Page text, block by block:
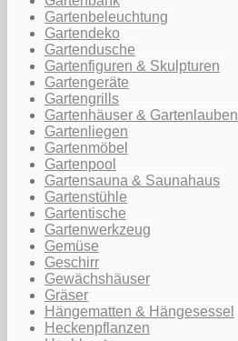
Gartenbeleuchtung
Gartendeko
Gartendusche
Gartenfiguren & Skulpturen
Gartengeräte
Gartengrills
Gartenhäuser & Gartenlauben
Gartenliegen
Gartenmöbel
Gartenpool
Gartensauna & Saunahaus
Gartenstühle
Gartentische
Gartenwerkzeug
Gemüse
Geschirr
Gewächshäuser
Gräser
Hängematten & Hängesessel
Heckenpflanzen